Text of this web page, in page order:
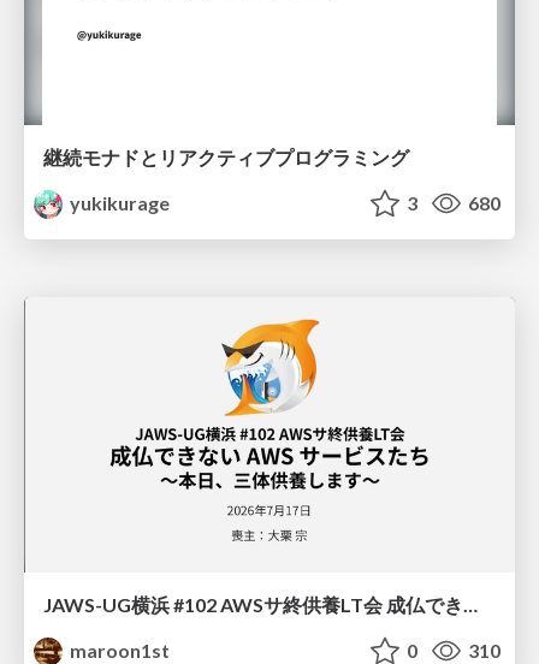
継続モナドとリアクティブプログラミング
yukikurage
3 680
JAWS-UG横浜 #102 AWSサ終供養LT会 成仏できない AWS サービスたち 〜本日、三体供養します〜
maroon1st
0 310